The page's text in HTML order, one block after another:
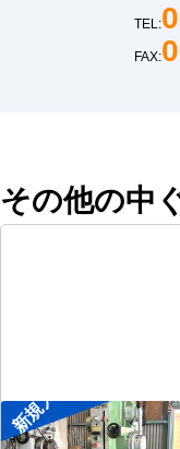
TEL:
FAX:
その他の中
新規入荷
直立ボール盤